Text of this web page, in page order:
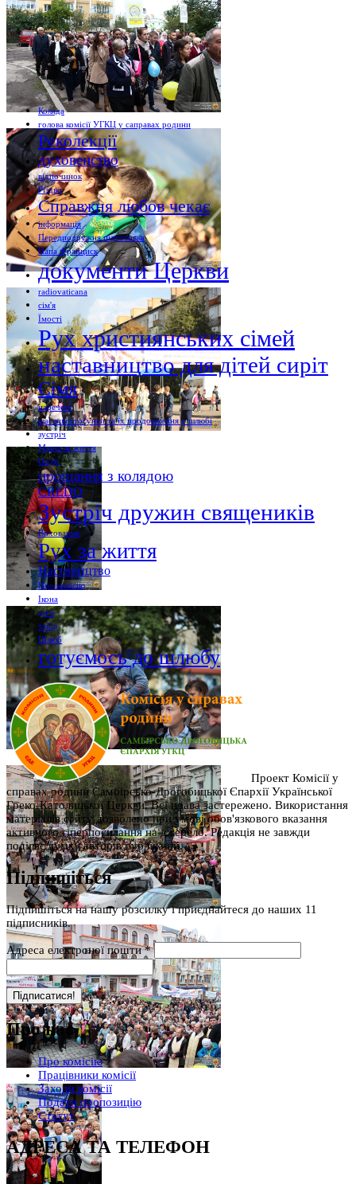
Коляда
голова комісії УГКЦ у саправах родини
Реколекції
духовенство
відпочинок
Різдво
Справжня любов чекає
інформація
Передподружня підготовка
Папа Франциск
документи Церкви
radiovaticana
сім'я
Їмості
Рух християнських сімей
наставництво для дітей сиріт
Сімя
наречені
щасливі стосунки та їх продовження у шлюбі
зустріч
Марш за життя
Події
прощання з колядою
CREDO
Зустріч дружин священиків
Виховання
Рух за життя
Наствництво
Про комісію
Ікона
діти
табір
Шлюб
готуємось до шлюбу
Проект Комісії у
справах родини Самбірсько-Дрогобицької Єпархії Української
Греко-Католицької Церкви. Всі права застережено. Використання
матеріалів сайту дозволено при умові обов'язкового вказання
активного гіперпосилання на джерело. Редакція не завжди
поділяє думку авторів публікацій.
Підпишіться
Підпишіться на нашу розсилку і приєднайтеся до наших 11
підписників.
Адреса електроної пошти*
Про нас
Про комісію
Працівники комісії
Заходи комісії
Подати пропозицію
Статут
АДРЕСА ТА ТЕЛЕФОН